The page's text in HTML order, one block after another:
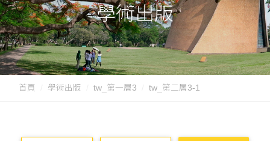
學術出版
首頁 學術出版 tw_第一層3 tw_第二層3-1